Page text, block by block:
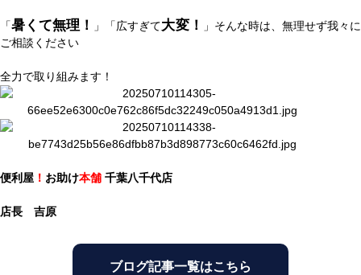
「暑くて無理！ 」「広すぎて大変！
」そんな時は、無理せず我々に
ご相談ください
全力で取り組みます！
便利屋 ！ お助け本舗 千葉八千代店
店長 吉原
ブログ記事一覧はこちら